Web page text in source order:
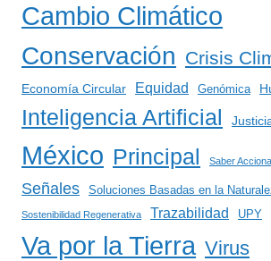
Cambio Climático
Conservación Crisis
Economía Circular Equidad Genómica
Inteligencia Artificial
México Principal Saber
Señales Soluciones Basadas en la
Sostenibilidad Regenerativa Trazabilidad UPY
Va por la Tierra Virus